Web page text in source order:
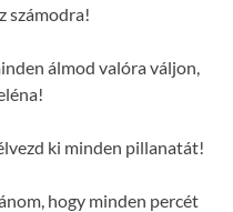
számodra!
álmod valóra váljon,
ki minden pillanatát!
hogy minden percét